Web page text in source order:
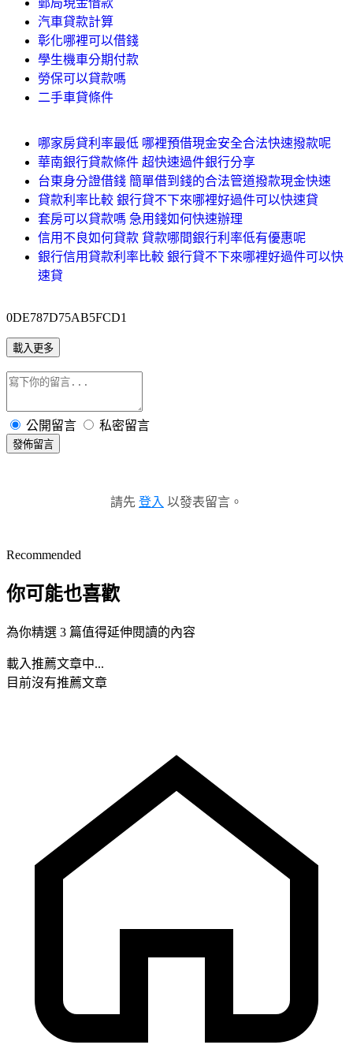
汽車貸款計算
彰化哪裡可以借錢
學生機車分期付款
勞保可以貸款嗎
二手車貸條件
哪家房貸利率最低 哪裡預借現金安全合法快速撥款呢
華南銀行貸款條件 超快速過件銀行分享
台東身分證借錢 簡單借到錢的合法管道撥款現金快速
貸款利率比較 銀行貸不下來哪裡好過件可以快速貸
套房可以貸款嗎 急用錢如何快速辦理
信用不良如何貸款 貸款哪間銀行利率低有優惠呢
銀行信用貸款利率比較 銀行貸不下來哪裡好過件可以快
速貸
0DE787D75AB5FCD1
載入更多
公開留言 私密留言
發佈留言
請先 登入 以發表留言。
Recommended
你可能也喜歡
為你精選 3 篇值得延伸閱讀的內容
載入推薦文章中...
目前沒有推薦文章